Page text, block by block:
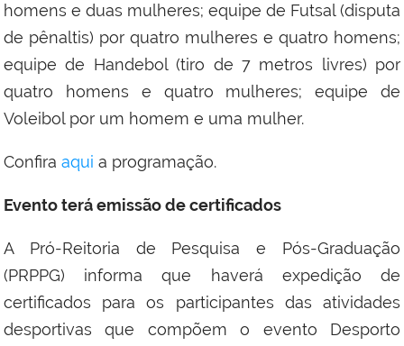
homens e duas mulheres; equipe de Futsal (disputa
de pênaltis) por quatro mulheres e quatro homens;
equipe de Handebol (tiro de 7 metros livres) por
quatro homens e quatro mulheres; equipe de
Voleibol por um homem e uma mulher.
Confira aqui a programação.
Evento terá emissão de certificados
A Pró-Reitoria de Pesquisa e Pós-Graduação
(PRPPG) informa que haverá expedição de
certificados para os participantes das atividades
desportivas que compõem o evento Desporto